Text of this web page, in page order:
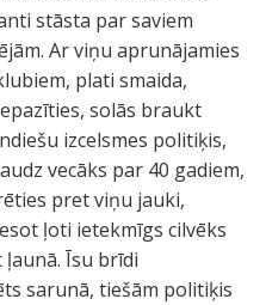
stāsta par saviem
Ar viņu aprunājamies
plati smaida,
solās braukt
izcelsmes politiķis,
vecāks par 40 gadiem,
pret viņu jauki,
ļoti ietekmīgs cilvēks
Īsu brīdi
sarunā, tiešām politiķis